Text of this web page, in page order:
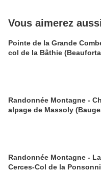
Vous aimerez
Pointe de la Grande
col de la Bâthie
Randonnée Montagne -
alpage de Massoly
Randonnée Montagne -
Cerces-Col de la